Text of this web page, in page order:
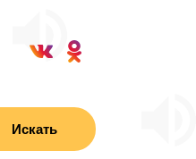
Искать